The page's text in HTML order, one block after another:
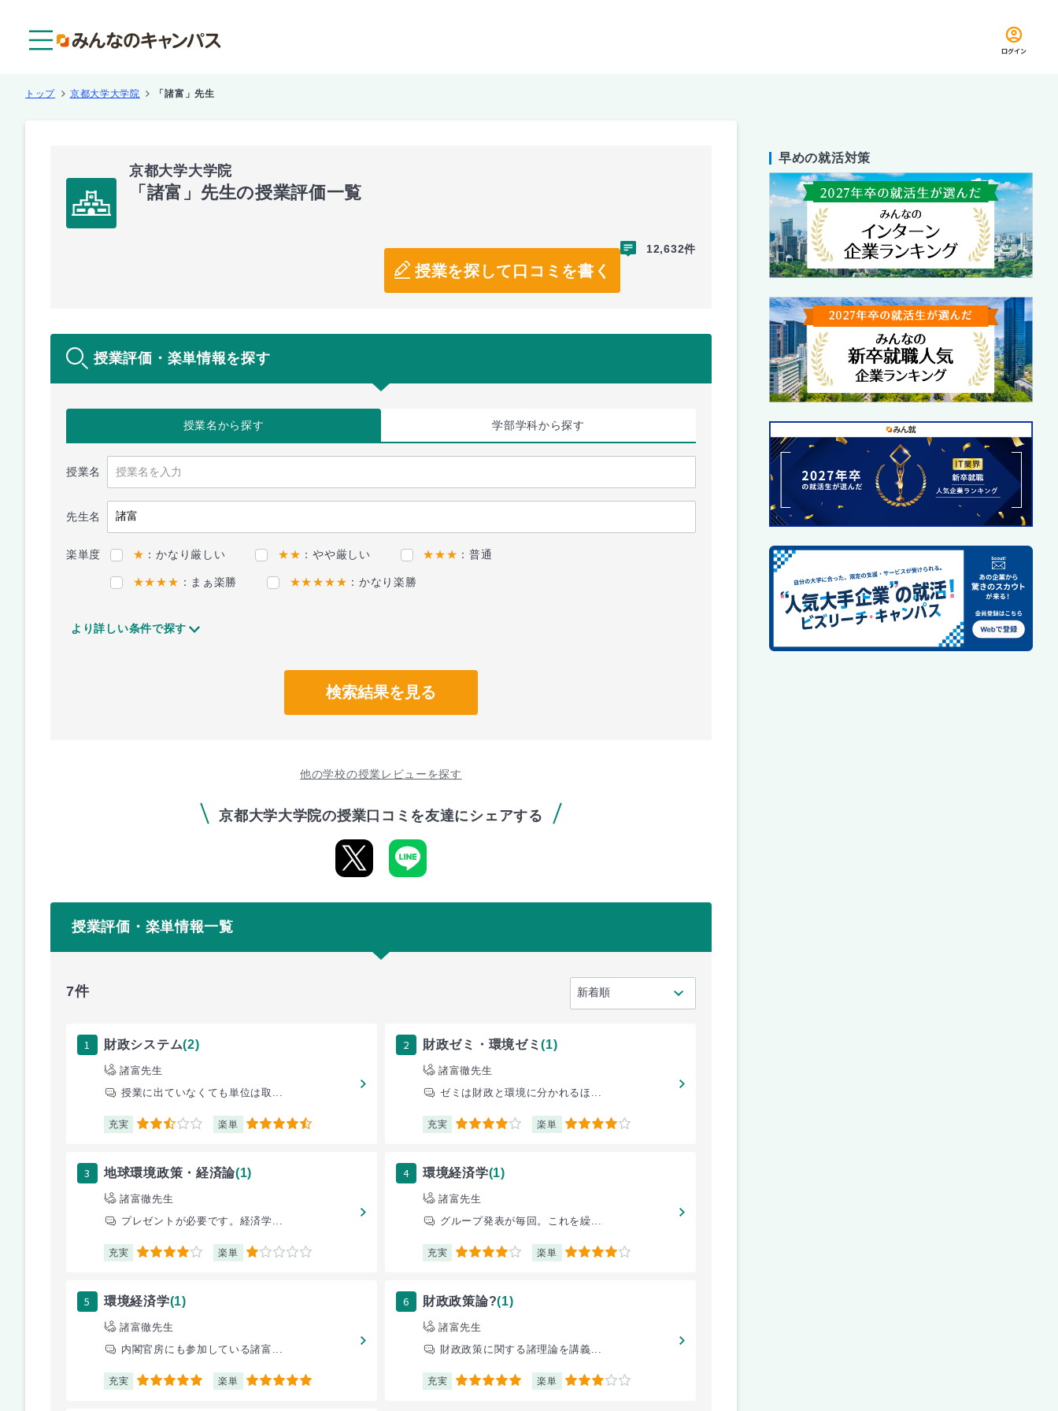
ログイン
トップ 京都大学大学院 「諸富」先生
京都大学大学院
「諸富」先生の授業評価一覧
授業を探して口コミを書く
12,632件
授業評価・楽単情報を探す
授業名から探す 学部学科から探す
授業名
先生名
楽単度 ★ ：かなり厳しい ★★ ：やや厳しい ★★★ ：普通
★★★★ ：まぁ楽勝 ★★★★★ ：かなり楽勝
より詳しい条件で探す
検索結果を見る
他の学校の授業レビューを探す
京都大学大学院の授業口コミを友達にシェアする
授業評価・楽単情報一覧
7件
1 財政システム(2)
諸富先生
授業に出ていなくても単位は取...
充実 2.5 楽単 4.5
2 財政ゼミ・環境ゼミ(1)
諸富徹先生
ゼミは財政と環境に分かれるほ...
充実 4 楽単 4
3 地球環境政策・経済論(1)
諸富徹先生
プレゼントが必要です。経済学...
充実 4 楽単 1
4 環境経済学(1)
諸富先生
グループ発表が毎回。これを繰...
充実 4 楽単 4
5 環境経済学(1)
諸富徹先生
内閣官房にも参加している諸富...
充実 5 楽単 5
6 財政政策論?(1)
諸富先生
財政政策に関する諸理論を講義...
充実 5 楽単 3
早めの就活対策